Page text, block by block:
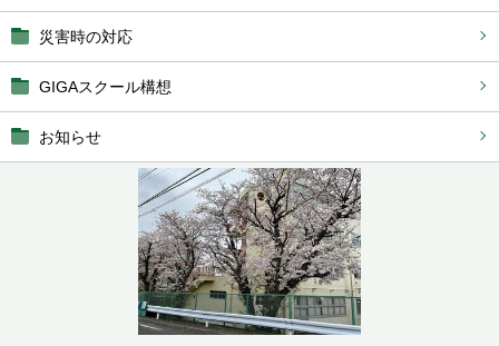
災害時の対応
GIGAスクール構想
お知らせ